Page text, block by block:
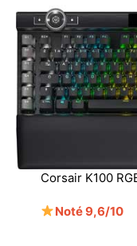
Corsair K100
Noté 9,6/10